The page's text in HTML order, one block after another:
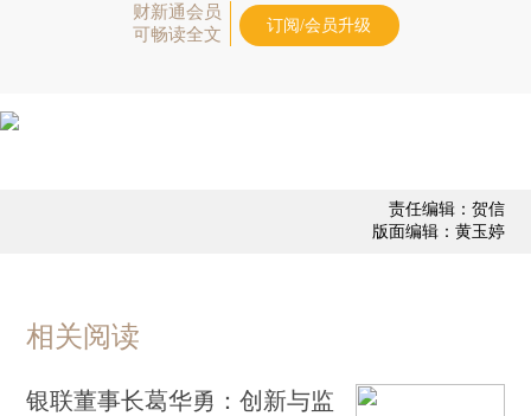
财新通会员
可畅读全文
订阅/会员升级
责任编辑：贺信
版面编辑：黄玉婷
相关阅读
银联董事长葛华勇：创新与监